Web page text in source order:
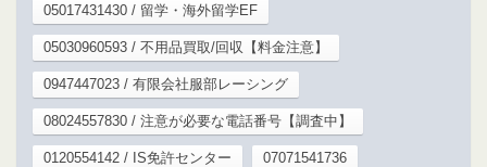
05017431430 / 留学・海外留学EF
05030960593 / 不用品買取/回収【料金注意】
0947447023 / 有限会社服部レーシング
08024557830 / 注意が必要な電話番号【調査中】
0120554142 / IS免許センター 07071541736